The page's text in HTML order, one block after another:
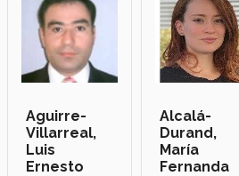
Aguirre-
Villarreal,
Luis
Ernesto
Alcalá-
Durand,
María
Fernanda